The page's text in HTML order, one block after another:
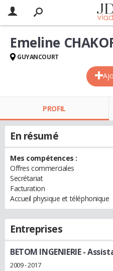
Emeline
GUYANCOURT
PROFIL
En résumé
Mes compétences :
Offres commerciales
Secrétariat
Facturation
Accueil physique et téléphonique
Entreprises
BETOM INGENIERIE-
2009 - 2017